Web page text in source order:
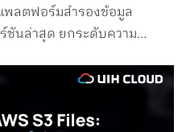
พลตฟอร์มสำรองข้อมูล
ชันล่าสุด ยกระดับความ